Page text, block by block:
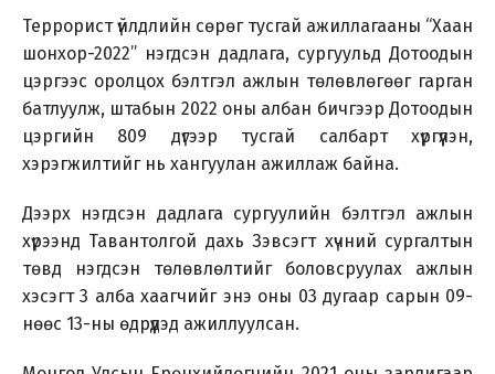
Террорист үйлдлийн сөрөг тусгай ажиллагааны “Хаан
шонхор-2022” нэгдсэн дадлага, сургуульд Дотоодын
цэргээс оролцох бэлтгэл ажлын төлөвлөгөөг гарган
батлуулж, штабын 2022 оны албан бичгээр Дотоодын
цэргийн 809 дүгээр тусгай салбарт хүргүүлэн,
хэрэгжилтийг нь хангуулан ажиллаж байна.
Дээрх нэгдсэн дадлага сургуулийн бэлтгэл ажлын
хүрээнд Тавантолгой дахь Зэвсэгт хүчний сургалтын
төвд нэгдсэн төлөвлөлтийг боловсруулах ажлын
хэсэгт 3 алба хаагчийг энэ оны 03 дугаар сарын 09-
нөөс 13-ны өдрүүдэд ажиллуулсан.